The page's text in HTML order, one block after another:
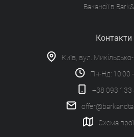
Вакансії в
Контакти
Київ, вул.
Пн-Нд: 10:00
+38 093 133
Схема